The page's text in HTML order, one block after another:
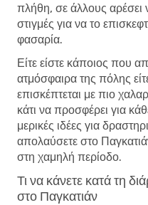
πλήθη, σε άλλους αρέσει
στιγμές για να το
φασαρία.
Είτε είστε κάποιος που
ατμόσφαιρα της πόλης
επισκέπτεται με πιο
κάτι να προσφέρει για
μερικές ιδέες για
απολαύσετε στο
στη χαμηλή περίοδο.
Τι να κάνετε κατά τη
στο Παγκατιάν